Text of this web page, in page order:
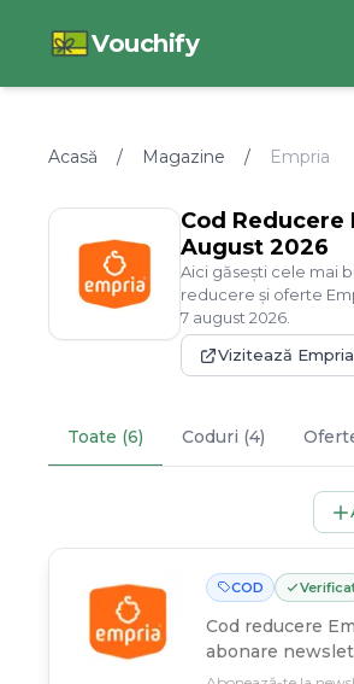
Vouchify
Acasă / Magazine / Empria
Cod Reducere
August 2026
Aici găsești cele mai
reducere și oferte
7 august 2026
Vizitează Empria
Toate (6) Coduri (4)
COD
Cod reducere
abonare